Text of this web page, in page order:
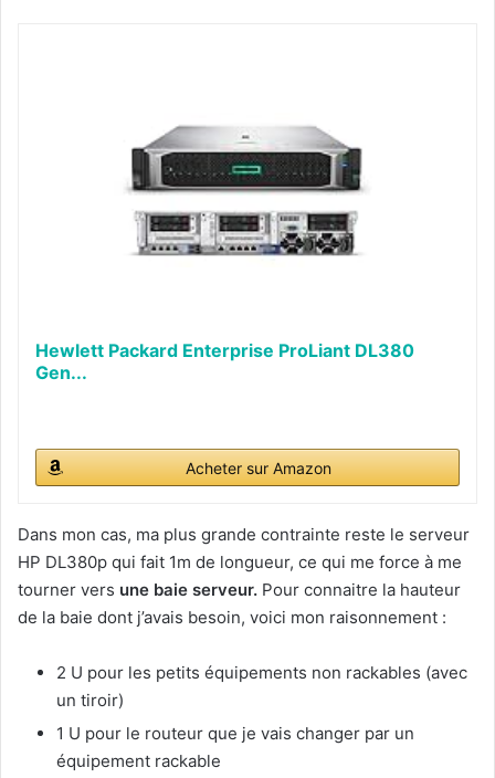
Hewlett Packard Enterprise ProLiant DL380
Gen...
Acheter sur Amazon
Dans mon cas, ma plus grande contrainte reste le serveur
HP DL380p qui fait 1m de longueur, ce qui me force à me
tourner vers une baie serveur. Pour connaitre la hauteur
de la baie dont j’avais besoin, voici mon raisonnement :
2 U pour les petits équipements non rackables (avec
un tiroir)
1 U pour le routeur que je vais changer par un
équipement rackable